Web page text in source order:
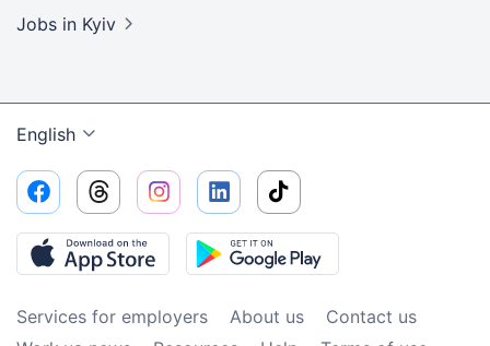
Jobs in Kyiv
English
Services for employers About us
Contact us